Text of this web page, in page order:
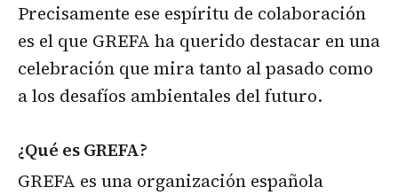
Precisamente ese espíritu de colaboración
es el que GREFA ha querido destacar en una
celebración que mira tanto al pasado como
a los desafíos ambientales del futuro.
¿Qué es GREFA?
GREFA es una organización española